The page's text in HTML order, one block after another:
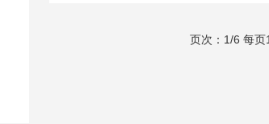
页次：1/6 每